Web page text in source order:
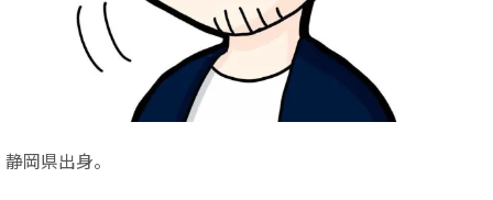
静岡県出身。